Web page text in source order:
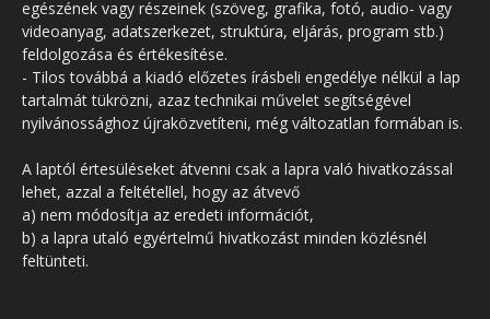
egészének vagy részeinek (szöveg, grafika, fotó, audio- vagy
videoanyag, adatszerkezet, struktúra, eljárás, program stb.)
feldolgozása és értékesítése.
- Tilos továbbá a kiadó előzetes írásbeli engedélye nélkül a lap
tartalmát tükrözni, azaz technikai művelet segítségével
nyilvánossághoz újraközvetíteni, még változatlan formában is.
A laptól értesüléseket átvenni csak a lapra való hivatkozással
lehet, azzal a feltétellel, hogy az átvevő
a) nem módosítja az eredeti információt,
b) a lapra utaló egyértelmű hivatkozást minden közlésnél
feltünteti.